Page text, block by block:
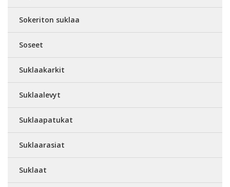
Sokeriton suklaa
Soseet
Suklaakarkit
Suklaalevyt
Suklaapatukat
Suklaarasiat
Suklaat